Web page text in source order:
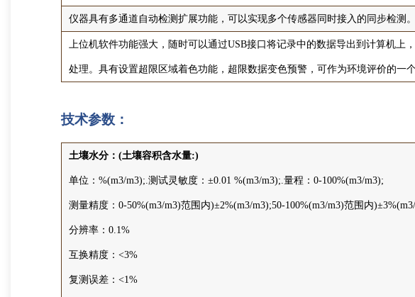
仪器具有多通道自动检测扩展功能，可以实现多个传感器同时接入的同步检测。
上位机软件功能强大，随时可以通过USB接口将记录中的数据导出到计算机
处理。具有设置超限区域着色功能，超限数据变色预警，可作为环境评价的一个
技术参数：
土壤水分：(土壤容积含水量:)
单位：%(m3/m3);.测试灵敏度：±0.01 %(m3/m3);.量程：0-100%(m3/m3);
测量精度：0-50%(m3/m3)范围内)±2%(m3/m3);50-100%(m3/m3)范围内
分辨率：0.1%
互换精度：<3%
复测误差：<1%